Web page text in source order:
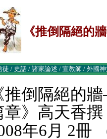
《推倒隔絕的
徒 / 史話 / 諸家論述 / 宣教師 / 外國
推倒隔絕的
章》高天香
年6月 2冊